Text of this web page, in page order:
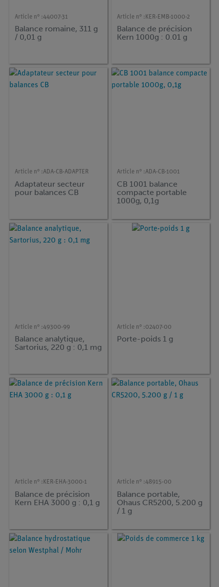
Article n° :44007-31
Balance romaine, 311 g
/ 0,01 g
Article n° : KER-EMB-1000-2
Balance de précision
Kern 1000g : 0.01 g
Article n° :ADA-CB-ADAPTER
Adaptateur secteur
pour balances CB
Article n° :ADA-CB-1001
CB 1001 balance
compacte portable
1000g, 0,1g
Article n° :49300-99
Balance analytique,
Sartorius, 220 g : 0,1 mg
Article n° :02407-00
Porte-poids 1 g
Article n° : KER-EHA-3000-1
Balance de précision
Kern EHA 3000 g : 0,1 g
Article n° :48915-00
Balance portable,
Ohaus CR5200, 5.200 g
/ 1 g